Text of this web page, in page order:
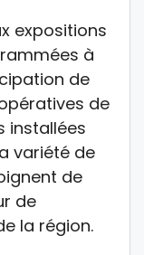
expositions
à
de
de
installées
variété de
de
de
la région.